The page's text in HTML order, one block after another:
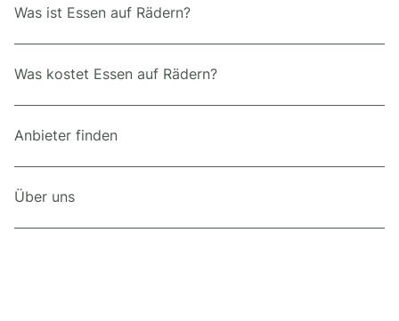
Was ist Essen auf Rädern?
Was kostet Essen auf Rädern?
Anbieter finden
Über uns